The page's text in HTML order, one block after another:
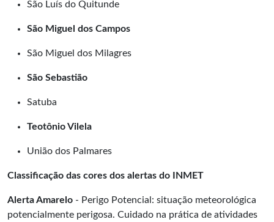
São Luís do Quitunde
São Miguel dos Campos
São Miguel dos Milagres
São Sebastião
Satuba
Teotônio Vilela
União dos Palmares
Classificação das cores dos alertas do INMET
Alerta Amarelo - Perigo Potencial: situação meteorológica
potencialmente perigosa. Cuidado na prática de atividades